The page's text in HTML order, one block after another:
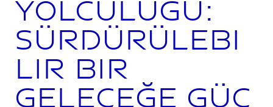
yolculuğu:
sürdürülebi
lir bir
geleceğe güç